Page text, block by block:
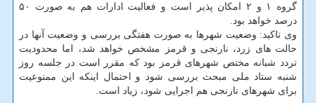
گروه ۱ و ۲ امکان پذیر است و فعالیت ادارات هم به صورت ۵۰
درصد خواهد بود.
وی تاکید: وضعیت شهرها به صورت هفتگی بررسی و وضعیت آنها در
حالت های زرد، نارنجی و قرمز مشخص خواهد شد، اما محدودیت
تردد شبانه مختص شهرهای قرمز بود که مقرر است در جلسه روز
شنبه ستاد ملی مبحث بررسی شود و احتمال اینکه این ممنوعیت
برای شهرهای نارنجی هم اجرایی شود، زیاد است.